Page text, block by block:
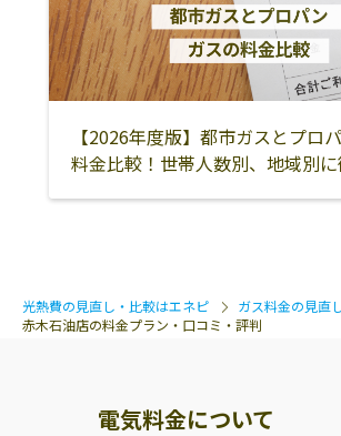
【2026年度版】都市ガスとプロ
料金比較！世帯人数別、地域別
光熱費の見直し・比較はエネピ ガス料金の見直
赤木石油店の料金プラン・口コミ・評判
電気料金について